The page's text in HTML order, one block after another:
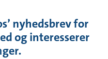
nyhedsbrev for
og interesserer